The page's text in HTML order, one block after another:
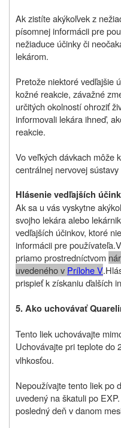
Ak zistíte akýkoľvek z
písomnej informácii pre
nežiaduce účinky či
lekárom.
Pretože niektoré vedľajšie
kožné reakcie, závažné
určitých okolností ohroziť
informovali lekára ihneď,
reakcie.
Vo veľkých dávkach môže
centrálnej nervovej
Hlásenie vedľajších
Ak sa u vás vyskytne
svojho lekára alebo
vedľajších účinkov, ktoré
informácii pre používateľa.
priamo prostredníctvom
uvedeného v Prílohe V.
prispieť k získaniu ďalších
5. Ako uchovávať
Tento liek uchovávajte
Uchovávajte pri teplote do
vlhkosťou.
Nepoužívajte tento liek po
uvedený na škatuli po
posledný deň v danom